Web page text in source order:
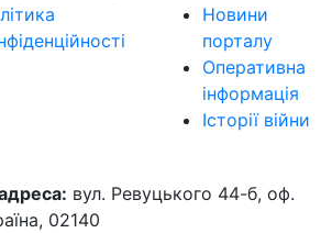
Новини
порталу
Оперативна
інформація
Історії війни
вул. Ревуцького 44-б, оф.
02140